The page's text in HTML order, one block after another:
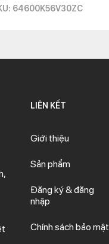
64600K56V30ZC
LIÊN KẾT
Giới thiệu
Sản phẩm
Đăng ký & đăng
nhập
Chính sách bảo mật